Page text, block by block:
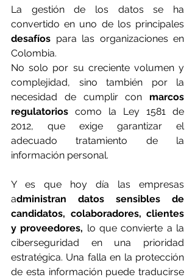
La gestión de los datos se ha
desafíos para las organizaciones en
Colombia.
No solo por su creciente volumen y
complejidad, sino también por la
necesidad de cumplir con marcos
regulatorios como la Ley 1581 de
2012, que exige garantizar el
adecuado tratamiento de la
información personal.
Y es que hoy día las empresas
administran datos sensibles de
candidatos, colaboradores, clientes
y proveedores, lo que convierte a la
ciberseguridad en una prioridad
estratégica. Una falla en la protección
de esta información puede traducirse